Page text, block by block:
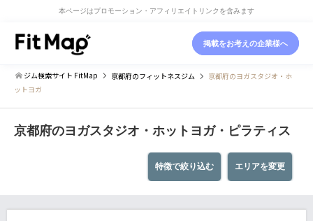
本ページはプロモーション・アフィリエイトリンクを含みます
掲載をお考えの企業様へ
ジム検索サイト FitMap 京都府のフィットネスジム
京都府のヨガスタジオ・ホ
ットヨガ
京都府のヨガスタジオ・ホットヨガ・ピラティス
エリアを変更
特徴で絞り込む